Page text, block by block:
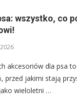
wszystko, co
akcesoriów dla psa
przed jakimi stają
wieloletni …